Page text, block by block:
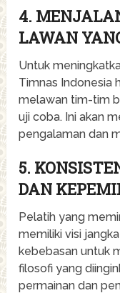
4.
LAWAN
Untuk
Timnas Indonesia
melawan tim-tim
uji coba. Ini akan
pengalaman dan
5.
DAN
Pelatih yang
memiliki visi
kebebasan untuk
filosofi yang
permainan dan